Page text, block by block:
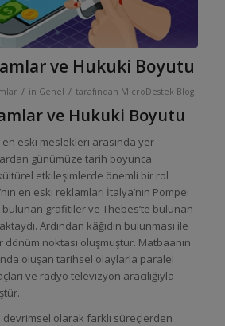
ve Hukuki Boyutu
/ in Genel / tarafından MicroDestek Blog
ve Hukuki Boyutu
en eski meslekleri arasında yer
günümüze tarih boyunca
etkileşimlerde önemli bir rol
en eski reklamları İtalya’nın Pompei
grafitiler ve Thebes’te bulunan
Ardından kâğıdın bulunması ile
noktası oluşmuştur. Matbaanın
oluşan tarihsel olaylarla paralel
ve radyo televizyon aracılığıyla
olarak farklı süreçlerden